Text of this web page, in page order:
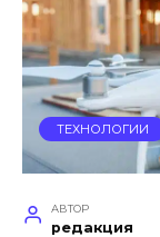
ТЕХНОЛОГИИ
АВТОР
редакция